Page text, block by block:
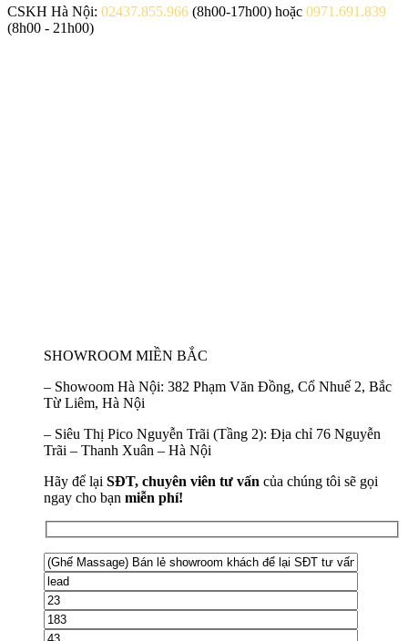
CSKH Hà Nội: 02437.855.966 (8h00-17h00) hoặc 0971.691.839
(8h00 - 21h00)
SHOWROOM MIỀN BẮC
– Showoom Hà Nội: 382 Phạm Văn Đồng, Cổ Nhuế 2, Bắc
Từ Liêm, Hà Nội
– Siêu Thị Pico Nguyễn Trãi (Tầng 2): Địa chỉ 76 Nguyễn
Trãi – Thanh Xuân – Hà Nội
Hãy để lại SĐT, chuyên viên tư vấn của chúng tôi sẽ gọi
ngay cho bạn miễn phí!